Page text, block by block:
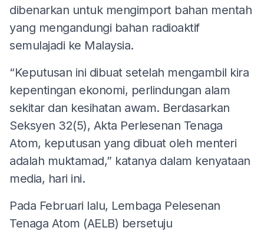
dibenarkan untuk mengimport bahan mentah
yang mengandungi bahan radioaktif
semulajadi ke Malaysia.
“Keputusan ini dibuat setelah mengambil kira
kepentingan ekonomi, perlindungan alam
sekitar dan kesihatan awam. Berdasarkan
Seksyen 32(5), Akta Perlesenan Tenaga
Atom, keputusan yang dibuat oleh menteri
adalah muktamad,” katanya dalam kenyataan
media, hari ini.
Pada Februari lalu, Lembaga Pelesenan
Tenaga Atom (AELB) bersetuju